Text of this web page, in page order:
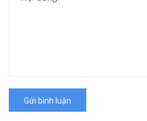
Gửi bình luận